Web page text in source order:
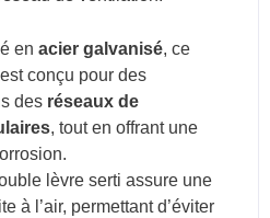
en acier galvanisé, ce
conçu pour des
des réseaux de
, tout en offrant une
lèvre serti assure une
à l’air, permettant d’éviter